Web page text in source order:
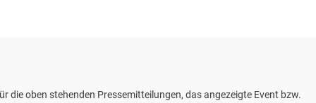
die oben stehenden Pressemitteilungen, das angezeigte Event bzw.